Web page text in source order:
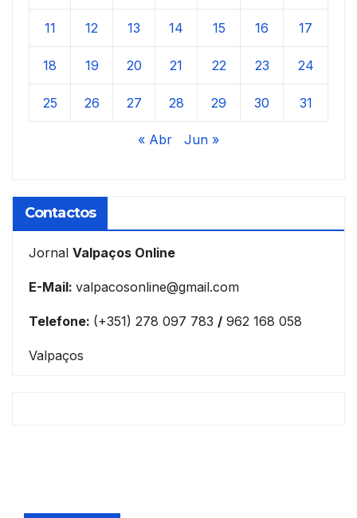
11 12 13 14 15 16 17
18 19 20 21 22 23 24
25 26 27 28 29 30 31
« Abr Jun »
Contactos
Jornal Valpaços Online
E-Mail: valpacosonline@gmail.com
Telefone: (+351) 278 097 783 / 962 168 058
Valpaços